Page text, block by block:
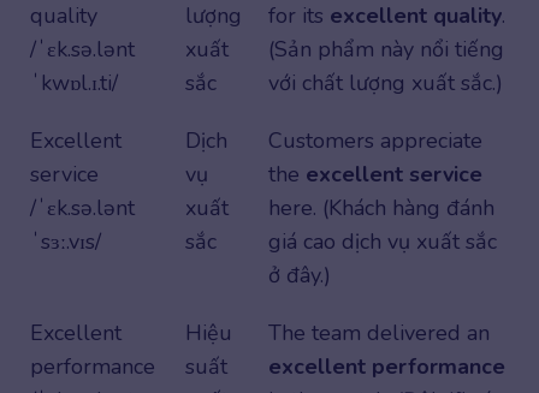
quality
/ˈɛk.sə.lənt
ˈkwɒl.ɪ.ti/
lượng
xuất
sắc
for its excellent quality.
(Sản phẩm này nổi tiếng
với chất lượng xuất sắc.)
Excellent
service
/ˈɛk.sə.lənt
ˈsɜː.vɪs/
Dịch
vụ
xuất
sắc
Customers appreciate
the excellent service
here. (Khách hàng đánh
giá cao dịch vụ xuất sắc
ở đây.)
Excellent
performance
Hiệu
suất
The team delivered an
excellent performance